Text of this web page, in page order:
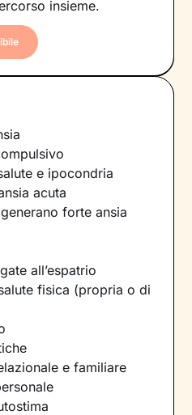
insieme.
e ipocondria
acuta
forte ansia
all’espatrio
fisica (propria o di
e familiare